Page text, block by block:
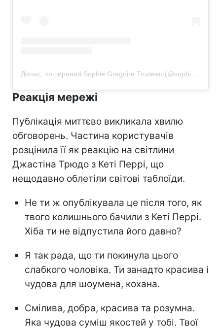
Допис, поширений Sophie Grégoire Trudeau (@sophiegregoiretrudeau)
Реакція мережі
Публікація миттєво викликала хвилю
обговорень. Частина користувачів
розцінила її як реакцію на світлини
Джастіна Трюдо з Кеті Перрі, що
нещодавно облетіли світові таблоїди.
Не ти ж опублікувала це після того, як
твого колишнього бачили з Кеті Перрі.
Хіба ти не відпустила його давно?
Я так рада, що ти покинула цього
слабкого чоловіка. Ти занадто красива і
чудова для шоумена, кохана.
Смілива, добра, красива та розумна.
Яка чудова суміш якостей у тобі. Твої